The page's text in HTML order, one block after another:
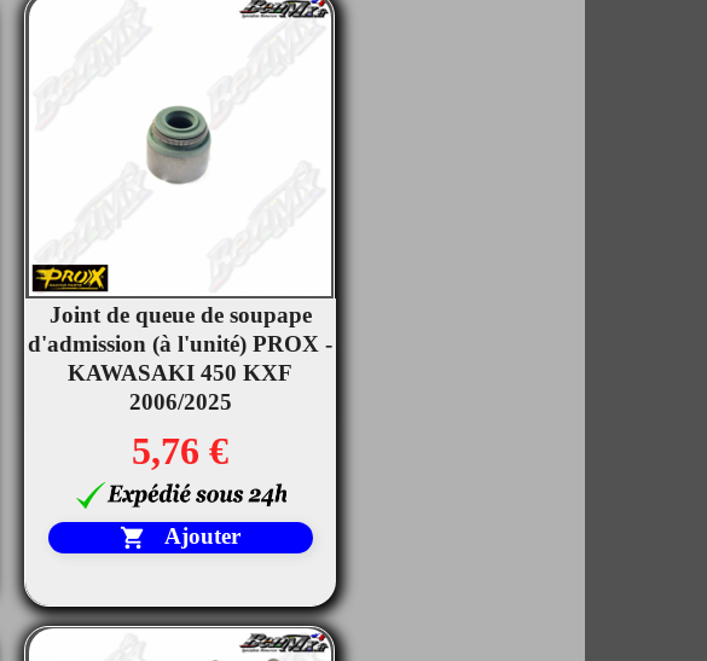
Joint de queue de soupape
d'admission (à l'unité) PROX -
KAWASAKI 450 KXF
2006/2025
5,76 €
 Ajouter
Aperçu rapide